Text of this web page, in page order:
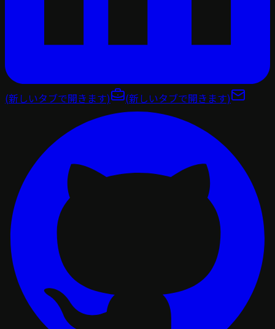
(新しいタブで開きます) (新しいタブで開きます)